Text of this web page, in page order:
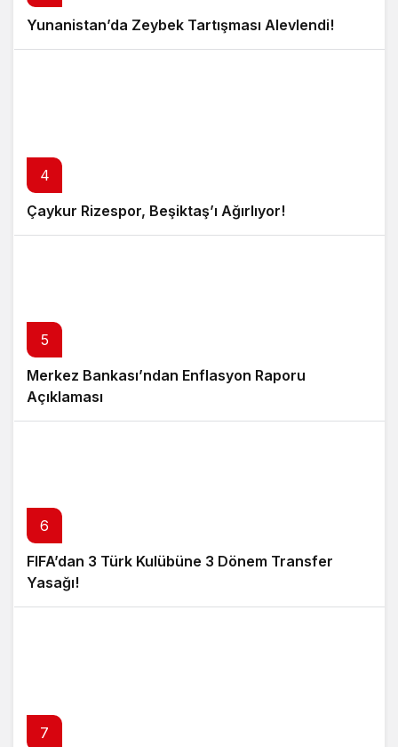
Yunanistan’da Zeybek Tartışması Alevlendi!
4
Çaykur Rizespor, Beşiktaş’ı Ağırlıyor!
5
Merkez Bankası’ndan Enflasyon Raporu
Açıklaması
6
FIFA’dan 3 Türk Kulübüne 3 Dönem Transfer
Yasağı!
7